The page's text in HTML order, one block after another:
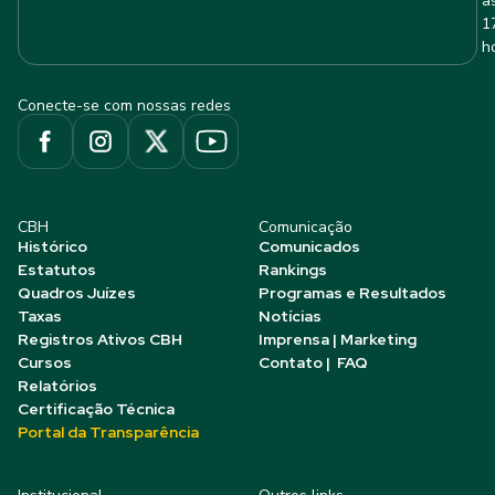
Conecte-se com nossas redes
CBH
Histórico
Estatutos
Quadros Juízes
Taxas
Registros Ativos CBH
Cursos
Relatórios
Certificação Técnica
Portal da Transparência
Comunicação
Comunicados
Rankings
Programas e Resultados
Notícias
Imprensa | Marketing
Contato | FAQ